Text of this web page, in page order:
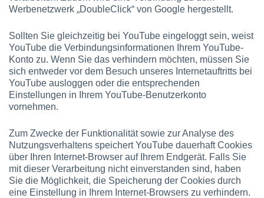
Werbenetzwerk „DoubleClick“ von Google hergestellt.
Sollten Sie gleichzeitig bei YouTube eingeloggt sein, weist
YouTube die Verbindungsinformationen Ihrem YouTube-
Konto zu. Wenn Sie das verhindern möchten, müssen Sie
sich entweder vor dem Besuch unseres Internetauftritts bei
YouTube ausloggen oder die entsprechenden
Einstellungen in Ihrem YouTube-Benutzerkonto
vornehmen.
Zum Zwecke der Funktionalität sowie zur Analyse des
Nutzungsverhaltens speichert YouTube dauerhaft Cookies
über Ihren Internet-Browser auf Ihrem Endgerät. Falls Sie
mit dieser Verarbeitung nicht einverstanden sind, haben
Sie die Möglichkeit, die Speicherung der Cookies durch
eine Einstellung in Ihrem Internet-Browsers zu verhindern.